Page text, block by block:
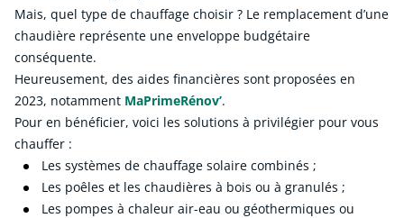
Mais, quel type de chauffage choisir ? Le remplacement d’une
chaudière représente une enveloppe budgétaire
conséquente.
Heureusement, des aides financières sont proposées en
2023, notamment MaPrimeRénov’.
Pour en bénéficier, voici les solutions à privilégier pour vous
chauffer :
Les systèmes de chauffage solaire combinés ;
Les poêles et les chaudières à bois ou à granulés ;
Les pompes à chaleur air-eau ou géothermiques ou